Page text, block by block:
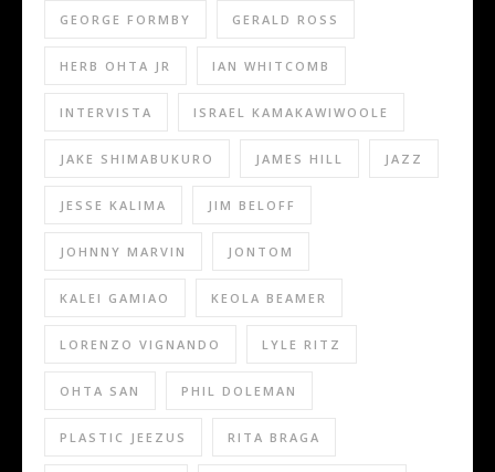
GEORGE FORMBY GERALD ROSS
HERB OHTA JR IAN WHITCOMB
INTERVISTA ISRAEL KAMAKAWIWOOLE
JAKE SHIMABUKURO JAMES HILL JAZZ
JESSE KALIMA JIM BELOFF
JOHNNY MARVIN JONTOM
KALEI GAMIAO KEOLA BEAMER
LORENZO VIGNANDO LYLE RITZ
OHTA SAN PHIL DOLEMAN
PLASTIC JEEZUS RITA BRAGA